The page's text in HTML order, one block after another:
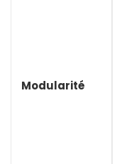
Modularité